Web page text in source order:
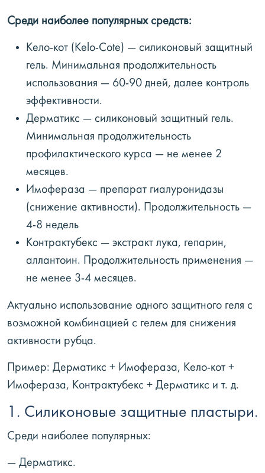
Среди наиболее популярных средств:
Кело-кот (Kelo-Cote) — силиконовый защитный
гель. Минимальная продолжительность
использования — 60-90 дней, далее контроль
эффективности.
Дерматикс — силиконовый защитный гель.
Минимальная продолжительность
профилактического курса — не менее 2
месяцев.
Имофераза — препарат гиалуронидазы
(снижение активности). Продолжительность —
4-8 недель
Контрактубекс — экстракт лука, гепарин,
аллантоин. Продолжительность применения —
не менее 3-4 месяцев.
Актуально использование одного защитного геля с
возможной комбинацией с гелем для снижения
активности рубца.
Пример: Дерматикс + Имофераза, Кело-кот +
Имофераза, Контрактубекс + Дерматикс и т. д.
1. Силиконовые защитные пластыри.
Среди наиболее популярных:
— Дерматикс.